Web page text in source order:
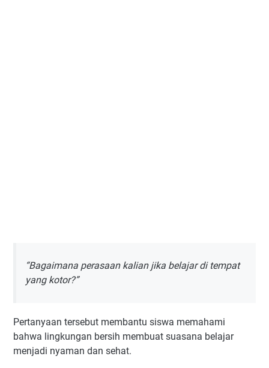
“Bagaimana perasaan kalian jika belajar di tempat
yang kotor?”
Pertanyaan tersebut membantu siswa memahami
bahwa lingkungan bersih membuat suasana belajar
menjadi nyaman dan sehat.